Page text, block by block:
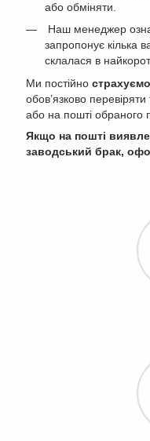
або обміняти.
Наш менеджер
запропонує кілька
склалася в
Ми постійно
обов’язково
або на пошті обраного
Якщо на пошті
заводський брак,